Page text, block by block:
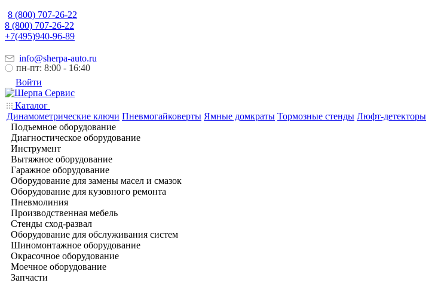
8 (800) 707-26-22
8 (800) 707-26-22
+7(495)940-96-89
info@sherpa-auto.ru
пн-пт: 8:00 - 16:40
Войти
Каталог
Динамометрические ключи Пневмогайковерты Ямные домкраты Тормозные стенды Люфт-детекторы
Подъемное оборудование
Диагностическое оборудование
Инструмент
Вытяжное оборудование
Гаражное оборудование
Оборудование для замены масел и смазок
Оборудование для кузовного ремонта
Пневмолиния
Производственная мебель
Стенды сход-развал
Оборудование для обслуживания систем
Шиномонтажное оборудование
Окрасочное оборудование
Моечное оборудование
Запчасти